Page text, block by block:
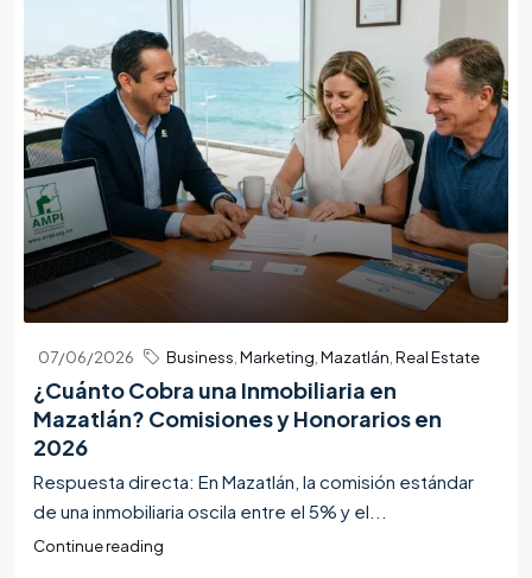
07/06/2026 Business Marketing Mazatlán Real Estate
¿Cuánto Cobra una Inmobiliaria en
Mazatlán? Comisiones y Honorarios en
2026
Respuesta directa: En Mazatlán, la comisión estándar
de una inmobiliaria oscila entre el 5% y el...
Continue reading